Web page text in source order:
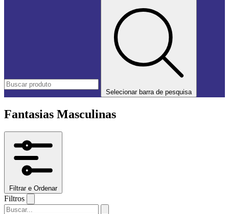
Selecionar barra de pesquisa
Fantasias Masculinas
Filtrar e Ordenar
Filtros